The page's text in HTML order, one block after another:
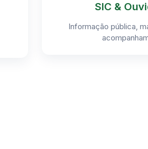
SIC &
Informação pública,